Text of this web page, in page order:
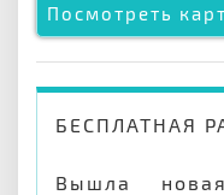
Посмотреть
БЕСПЛАТНАЯ
Вышла